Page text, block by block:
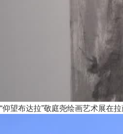
“仰望布达拉”敬庭尧绘画艺术展在